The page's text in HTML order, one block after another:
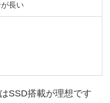
長い
SSD搭載が理想です